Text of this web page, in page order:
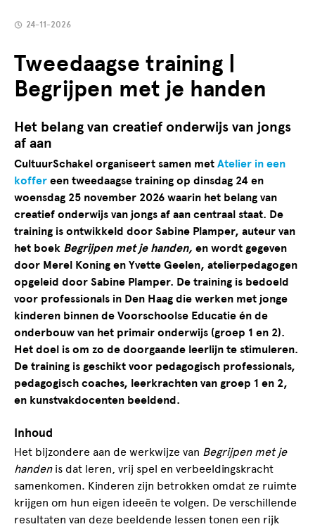
24-11-2026
Tweedaagse training |
Begrijpen met je handen
Het belang van creatief onderwijs van jongs
af aan
CultuurSchakel organiseert samen met Atelier in een
koffer een tweedaagse training op dinsdag 24 en
woensdag 25 november 2026 waarin het belang van
creatief onderwijs van jongs af aan centraal staat. De
training is ontwikkeld door Sabine Plamper, auteur van
het boek Begrijpen met je handen, en wordt gegeven
door Merel Koning en Yvette Geelen, atelierpedagogen
opgeleid door Sabine Plamper. De training is bedoeld
voor professionals in Den Haag die werken met jonge
kinderen binnen de Voorschoolse Educatie én de
onderbouw van het primair onderwijs (groep 1 en 2).
Het doel is om zo de doorgaande leerlijn te stimuleren.
De training is geschikt voor pedagogisch professionals,
pedagogisch coaches, leerkrachten van groep 1 en 2,
en kunstvakdocenten beeldend.
Inhoud
Het bijzondere aan de werkwijze van Begrijpen met je
handenis dat leren, vrij spel en verbeeldingskracht
samenkomen. Kinderen zijn betrokken omdat ze ruimte
krijgen om hun eigen ideeën te volgen. De verschillende
resultaten van deze beeldende lessen tonen een rijk